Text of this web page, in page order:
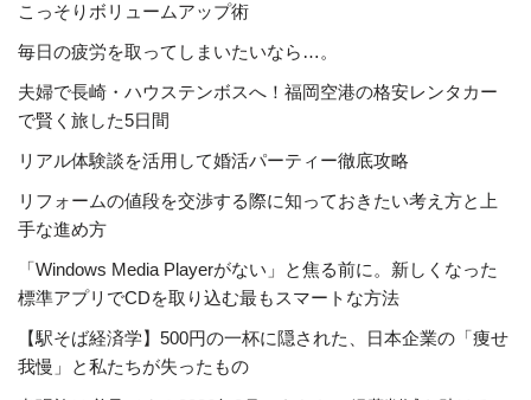
こっそりボリュームアップ術
毎日の疲労を取ってしまいたいなら…。
夫婦で長崎・ハウステンボスへ！福岡空港の格安レンタカー
で賢く旅した5日間
リアル体験談を活用して婚活パーティー徹底攻略
リフォームの値段を交渉する際に知っておきたい考え方と上
手な進め方
「Windows Media Playerがない」と焦る前に。新しくなった
標準アプリでCDを取り込む最もスマートな方法
【駅そば経済学】500円の一杯に隠された、日本企業の「痩せ
我慢」と私たちが失ったもの